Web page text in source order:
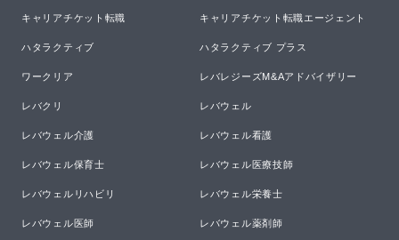
キャリアチケット転職 キャリアチケット転職エージェント
ハタラクティブ ハタラクティブ プラス
ワークリア レバレジーズM&Aアドバイザリー
レバクリ レバウェル
レバウェル介護 レバウェル看護
レバウェル保育士 レバウェル医療技師
レバウェルリハビリ レバウェル栄養士
レバウェル医師 レバウェル薬剤師